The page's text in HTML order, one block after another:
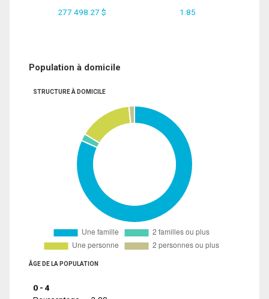
277 498.27 $ 1.85
Population à domicile
STRUCTURE À DOMICILE
ÂGE DE LA POPULATION
0 - 4